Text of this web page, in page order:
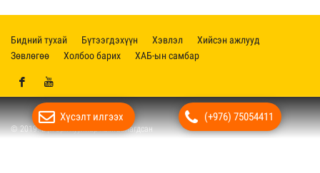
Бидний тухай Бүтээгдэхүүн Хэвлэл
Хийсэн ажлууд
Зөвлөгөө
Холбоо барих ХАБ-ын самбар
© 2019. Бүх эрх хуулиар хамгаалагдсан
Хүсэлт илгээх (+976) 75054411